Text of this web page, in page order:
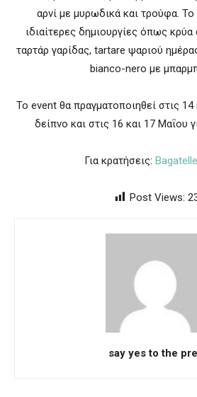
αρνί με μυρωδικά και τρούφα.
ιδιαίτερες δημιουργίες όπως
ταρτάρ γαρίδας, tartare ψαριού
bianco-nero με
Το event θα πραγματοποιηθεί στις
δείπνο και στις 16 και 17 Μαΐου
Για κρατήσεις:
Post Views:
say yes to the